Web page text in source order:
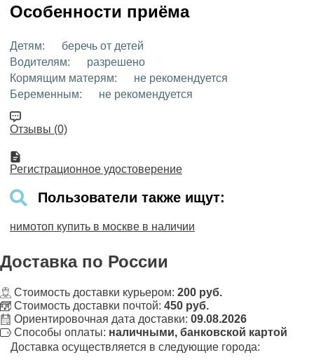
Особенности приёма
Детям:
беречь от детей
Водителям:
разрешено
Кормящим матерям:
не рекомендуется
Беременным:
не рекомендуется
Отзывы (0)
Регистрационное удостоверение
Пользователи также ищут:
нимотоп купить в москве в наличии
Доставка по России
Стоимость доставки курьером: 200 руб.
Стоимость доставки почтой: 450 руб.
Ориентировочная дата доставки: 09.08.2026
Способы оплаты: наличными, банковской картой
Доставка осуществляется в следующие города: